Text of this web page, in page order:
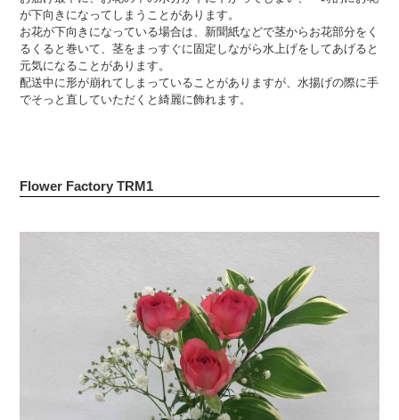
が下向きになってしまうことがあります。
お花が下向きになっている場合は、新聞紙などで茎からお花部分をく
るくると巻いて、茎をまっすぐに固定しながら水上げをしてあげると
元気になることがあります。
配送中に形が崩れてしまっていることがありますが、水揚げの際に手
でそっと直していただくと綺麗に飾れます。
Flower Factory TRM1